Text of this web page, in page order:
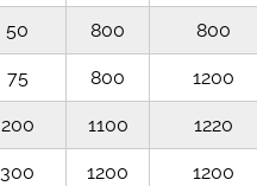
50 800 800
75 800 1200
200 1100 1220
300 1200 1200